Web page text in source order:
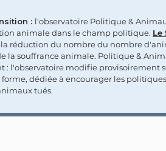
: l'observatoire Politique &
animale dans le champ politique. Le
la réduction du nombre du nombre
la souffrance animale. Politique &
: l'observatoire modifie provisoirement
forme, dédiée à encourager les
tués.